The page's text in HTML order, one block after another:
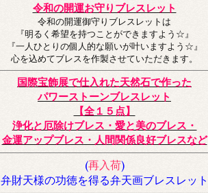
令和の開運お守りブレスレット
令和の開運御守りブレスレットは
『明るく希望を持つことができますよう☆』
『一人ひとりの個人的な願いが叶いますよう☆』
心を込めてブレスを作製させていただきます。
国際宝飾展で仕入れた天然石で作った
パワーストーンブレスレット
【全１５点】
浄化と厄除けブレス・愛と美のブレス・
金運アップブレス・人間関係良好ブレスなど
(再入荷)
弁財天様の功徳を得る弁天画ブレスレット